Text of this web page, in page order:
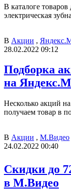
В каталоге товаров
электрическая
В Акции ,
28.02.2022 09:12
Подборка
на
Несколько акций
получаем товар в
В Акции , М.Видео
24.02.2022 00:40
Скидки до
в М.Видео